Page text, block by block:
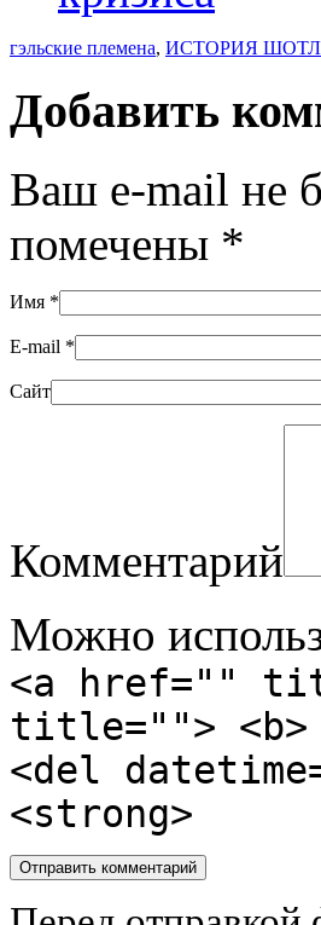
гэльские племена, ИСТОРИЯ
Добавить
Ваш e-mail не
помечены *
Имя *
E-mail *
Сайт
Комментарий
Можно
<a href=""
title=""> <b>
<del
<strong>